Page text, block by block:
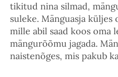
tikitud nina silmad,
suleke. Mänguasja
mille abil saad koos oma
mängurõõmu jagada.
naistenõges, mis pakub